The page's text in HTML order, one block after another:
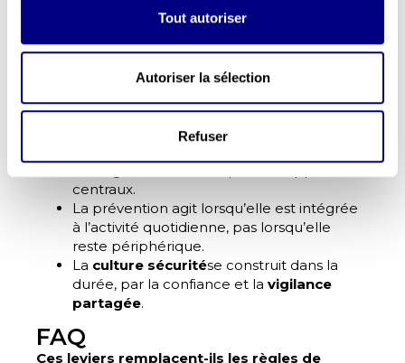
Tout autoriser
Autoriser la sélection
Refuser
suppose de déplacer l’attention du
réel.
Les leviers efficaces sont connus,
le terrain.
causeries sécurité
centraux.
La prévention agit lorsqu’elle est intégrée
à l’activité quotidienne, pas lorsqu’elle
reste périphérique.
La culture sécuritése construit dans la
durée, par la confiance et la vigilance
partagée.
FAQ
Ces leviers remplacent-ils les règles de